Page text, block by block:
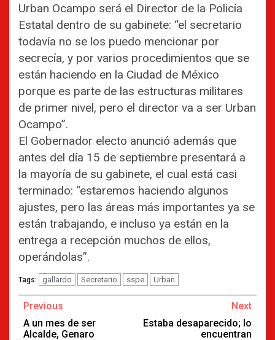
Urban Ocampo será el Director de la Policía
Estatal dentro de su gabinete: “el secretario
todavía no se los puedo mencionar por
secrecía, y por varios procedimientos que se
están haciendo en la Ciudad de México
porque es parte de las estructuras militares
de primer nivel, pero el director va a ser Urban
Ocampo”.
El Gobernador electo anunció además que
antes del día 15 de septiembre presentará a
la mayoría de su gabinete, el cual está casi
terminado: “estaremos haciendo algunos
ajustes, pero las áreas más importantes ya se
están trabajando, e incluso ya están en la
entrega a recepción muchos de ellos,
operándolas”.
Tags: gallardo Secretario sspe Urban
Continue
Reading
Previous
A un mes de ser
Alcalde, Genaro
Next
Estaba desaparecido; lo
encuentran